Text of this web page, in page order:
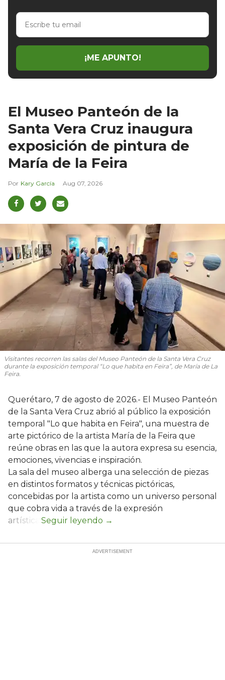
Escribe
email
¡ME APUNTO!
El Museo Panteón de la
Santa Vera Cruz inaugura
exposición de pintura de
María de la Feira
Kary García Aug 07, 2026
Visitantes recorren las salas del Museo Panteón de la Santa Vera Cruz
durante la exposición temporal “Lo que habita en Feira”, de María de La
Feira.
Querétaro, 7 de agosto de 2026.- El Museo Panteón
de la Santa Vera Cruz abrió al público la exposición
temporal "Lo que habita en Feira", una muestra de
arte pictórico de la artista María de la Feira que
reúne obras en las que la autora expresa su esencia,
emociones, vivencias e inspiración.
La sala del museo alberga una selección de piezas
en distintos formatos y técnicas pictóricas,
concebidas por la artista como un universo personal
que cobra vida a través de la expresión
artística.